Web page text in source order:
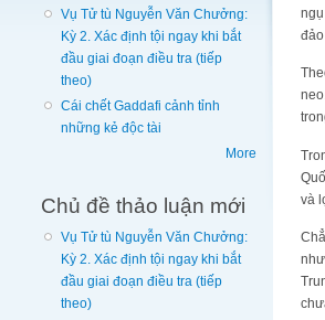
Vụ Tử tù Nguyễn Văn Chưởng:
Kỳ 2. Xác định tội ngay khi bắt
đầu giai đoạn điều tra (tiếp
theo)
Cái chết Gaddafi cảnh tỉnh
những kẻ độc tài
More
Chủ đề thảo luận mới
Vụ Tử tù Nguyễn Văn Chưởng:
Kỳ 2. Xác định tội ngay khi bắt
đầu giai đoạn điều tra (tiếp
theo)
và